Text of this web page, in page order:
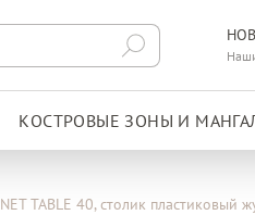
КОСТРОВЫЕ ЗОНЫ И
NET TABLE 40, столик пластиковый